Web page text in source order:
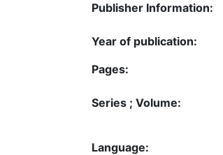
Publisher Information:
Year of publication:
Pages:
Series ; Volume:
Language: